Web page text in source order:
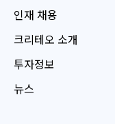
인재 채용
크리테오 소개
투자정보
뉴스